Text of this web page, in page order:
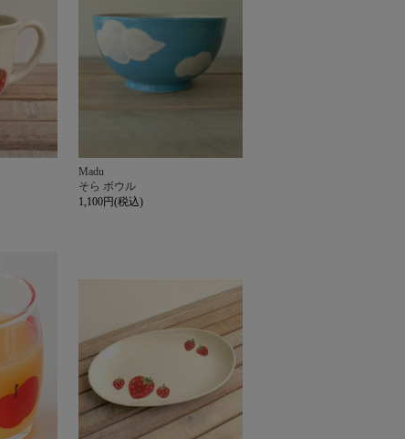
Madu
そら ボウル
1,100円(税込)